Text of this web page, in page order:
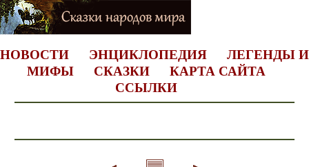
НОВОСТИ ЭНЦИКЛОПЕДИЯ
ЛЕГЕНДЫ И
МИФЫ
СКАЗКИ
КАРТА САЙТА
ССЫЛКИ